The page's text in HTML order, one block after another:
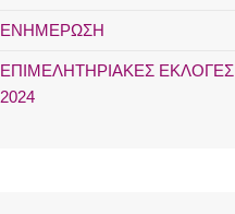
ΕΝΗΜΕΡΩΣΗ
ΕΠΙΜΕΛΗΤΗΡΙΑΚΕΣ ΕΚΛΟΓΕΣ
2024